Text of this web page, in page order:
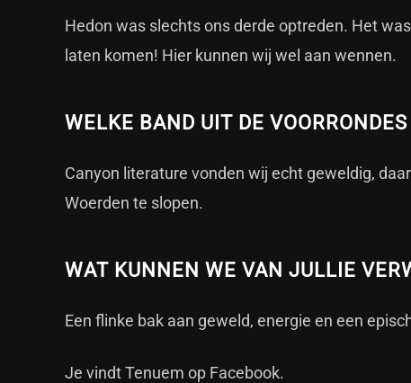
Hedon was slechts ons derde optreden. Het
laten komen! Hier kunnen wij wel aan wennen.
WELKE BAND UIT DE
Canyon literature vonden wij echt geweldig,
Woerden te slopen.
WAT KUNNEN WE VAN JULLIE
Een flinke bak aan geweld, energie en een
Je vindt Tenuem op Facebook.